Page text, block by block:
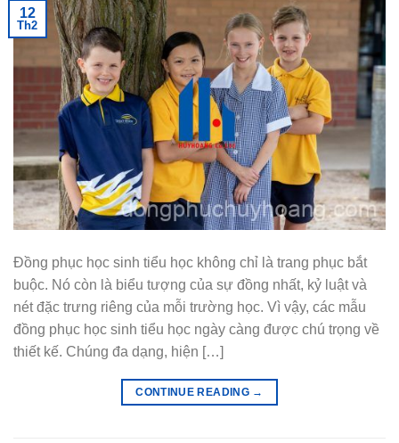
12
Th2
Đồng phục học sinh tiểu học không chỉ là trang phục bắt
buộc. Nó còn là biểu tượng của sự đồng nhất, kỷ luật và
nét đặc trưng riêng của mỗi trường học. Vì vậy, các mẫu
đồng phục học sinh tiểu học ngày càng được chú trọng về
thiết kế. Chúng đa dạng, hiện […]
CONTINUE READING →